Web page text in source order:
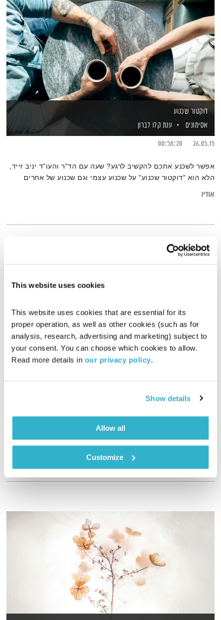
This website uses cookies
This website uses cookies that are essential for its
proper operation, as well as other cookies (such as for
analysis, research, advertising and marketing) subject to
your consent. You can choose which cookies to allow.
Read more details in our privacy policy.
Show details
Allow all
Customize
דוקטור שכנוע
אסימונים
ענת קלו לברון
26.05.15
00:58:20
אפשר לשכנע אתכם להקשיב לרגע? שעה עם הד"ר והעו"ד יניב זייד,
הלא הוא "דוקטור שכנוע" על שכנוע עצמי וגם שכנוע של אחרים
אודיו
הדיבור של אליוט
אליוט
16.01.23
02:00:28